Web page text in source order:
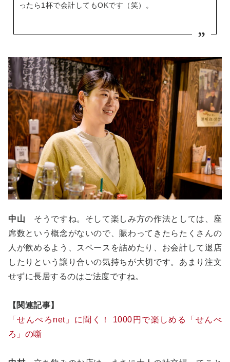
ったら1杯で会計してもOKです（笑）。
中山 そうですね。そして楽しみ方の作法としては、座
席数という概念がないので、賑わってきたらたくさんの
人が飲めるよう、スペースを詰めたり、お会計して退店
したりという譲り合いの気持ちが大切です。あまり注文
せずに長居するのはご法度ですね。
【関連記事】
「せんべろnet」に聞く！ 1000円で楽しめる「せんべ
ろ」の噺